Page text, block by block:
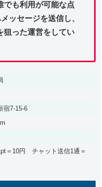
でも利用が可能な点
ッセージを送信し、
狙った運営をしてい
宿7-15-6
＝10円 チャット送信1通＝